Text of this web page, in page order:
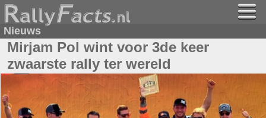
Nieuws
Mirjam Pol wint voor 3de keer
zwaarste rally ter wereld